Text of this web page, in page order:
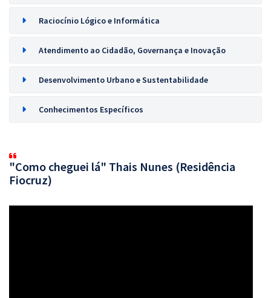
Raciocínio Lógico e Informática
Atendimento ao Cidadão, Governança e Inovação
Desenvolvimento Urbano e Sustentabilidade
Conhecimentos Específicos
"Como cheguei lá" Thais Nunes (Residência
Fiocruz)